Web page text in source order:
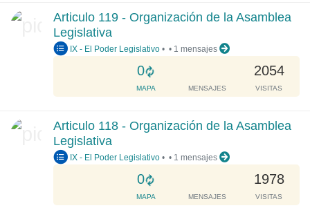
i
g
.
.
.
Articulo 119 - Organización de la Asamblea
Legislativa
IX - El Poder Legislativo •
0
L
o
a
i
g
.
.
.
MAPA MENSAJES
2054
VISITAS
• 1 mensajes
Articulo 118 - Organización de la Asamblea
Legislativa
IX - El Poder Legislativo •
0
L
o
a
MAPA MENSAJES
1978
VISITAS
• 1 mensajes